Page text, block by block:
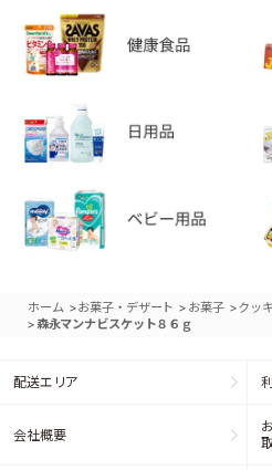
ホーム >お菓子・デザート > お菓子 >クッ
> 森永マンナビスケット８６ｇ
配送エリア
会社概要